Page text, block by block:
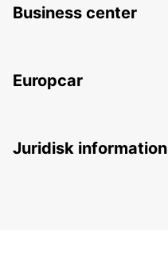
Business center
Europcar
Juridisk information